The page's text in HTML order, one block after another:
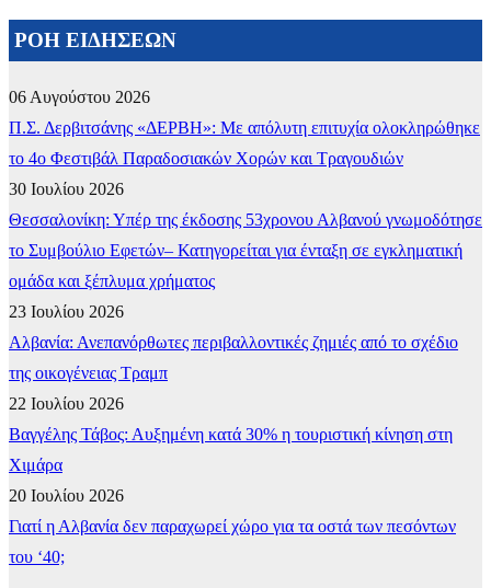
ΡΟΗ ΕΙΔΗΣΕΩΝ
06 Αυγούστου 2026
Π.Σ. Δερβιτσάνης «ΔΕΡΒΗ»: Με απόλυτη επιτυχία ολοκληρώθηκε
το 4ο Φεστιβάλ Παραδοσιακών Χορών και Τραγουδιών
30 Ιουλίου 2026
Θεσσαλονίκη: Υπέρ της έκδοσης 53χρονου Αλβανού γνωμοδότησε
το Συμβούλιο Εφετών– Κατηγορείται για ένταξη σε εγκληματική
ομάδα και ξέπλυμα χρήματος
23 Ιουλίου 2026
Αλβανία: Ανεπανόρθωτες περιβαλλοντικές ζημιές από το σχέδιο
της οικογένειας Τραμπ
22 Ιουλίου 2026
Βαγγέλης Τάβος: Αυξημένη κατά 30% η τουριστική κίνηση στη
Χιμάρα
20 Ιουλίου 2026
Γιατί η Αλβανία δεν παραχωρεί χώρο για τα οστά των πεσόντων
του ‘40;